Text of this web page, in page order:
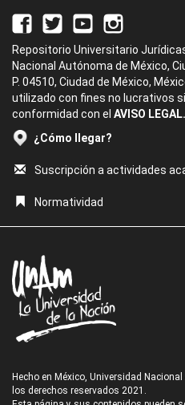
Repositorio Universitario
Nacional Autónoma de México,
P. 04510, Ciudad de México,
utilizado con fines no lucrativos
conformidad con el AVISO LEGAL.
¿Cómo llegar?
Suscripción a actividades
Normatividad
Hecho en México, Universidad
los derechos reservados 2021.